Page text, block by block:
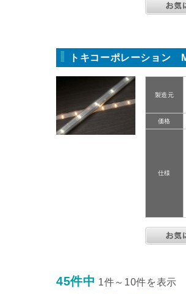
トキコーポレーション
製造元
価格
仕様
45件中 1件～10件を表示